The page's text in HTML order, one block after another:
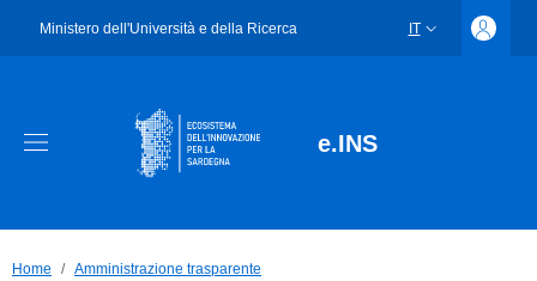
Ministero dell'Università e della Ricerca
SELETTORE
IT
e.INS
Home
Amministrazione trasparente